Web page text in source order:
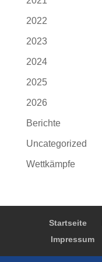
2022
2023
2024
2025
2026
Berichte
Uncategorized
Wettkämpfe
Startseite
Impressum